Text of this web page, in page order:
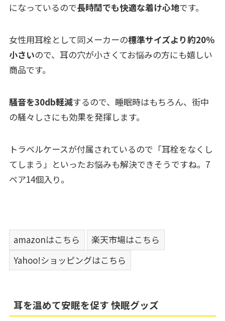
になっているので長時間でも快適な着け心地です。
女性用耳栓として同メーカーの標準サイズより約20％
小さいので、耳の穴が小さくてお悩みの方にも嬉しい
商品です。
騒音を30db軽減するので、睡眠時はもちろん、街中
の騒々しさにも効果を発揮します。
トラベルケースが付属されているので「耳栓をなくし
てしまう」といったお悩みも解決できそうですね。7
ペア14個入り。
amazonはこちら
楽天市場はこちら
Yahoo!ショッピングはこちら
耳を温めて安眠を促す 快眠グッズ